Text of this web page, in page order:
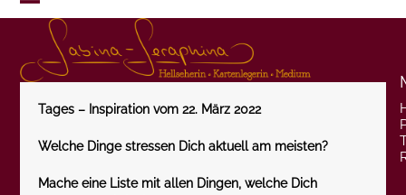
Skip
Open
mobile
menu
Close
mobile
menu
Tages – Inspiration vom 22. März 2022
Welche Dinge stressen Dich aktuell am meisten?
Mache eine Liste mit allen Dingen, welche Dich